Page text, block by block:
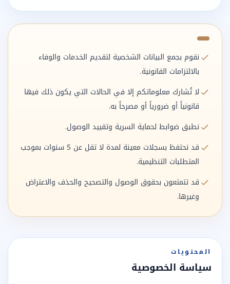
نقوم بجمع البيانات الشخصية لتقديم الخدمات والوفاء
بالالتزامات القانونية.
لا تُشارك معلوماتكم إلا في الحالات التي يكون ذلك فيها
قانونياً أو ضرورياً أو مصرحاً به.
نطبق ضوابط لحماية السرية وتقييد الوصول.
قد نحتفظ بسجلات معينة لمدة لا تقل عن 5 سنوات بموجب
المتطلبات التنظيمية.
قد تتمتعون بحقوق الوصول والتصحيح والحذف والاعتراض
وغيرها.
المحتويات
سياسة الخصوصية